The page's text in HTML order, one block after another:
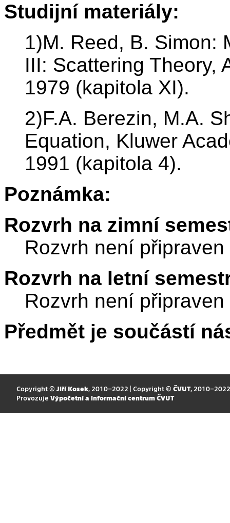
Studijní materiály:
1)M. Reed, B. Simon:
III: Scattering Theory,
1979 (kapitola XI).
2)F.A. Berezin, M.A.
Equation, Kluwer
1991 (kapitola 4).
Poznámka:
Rozvrh na zimní
Rozvrh není připraven
Rozvrh na letní
Rozvrh není připraven
Předmět je součástí
Copyright © Jiří Kosek, 2010–2022 | Copyright © ČVUT, 2010–2022
Provozuje Výpočetní a informační centrum ČVUT